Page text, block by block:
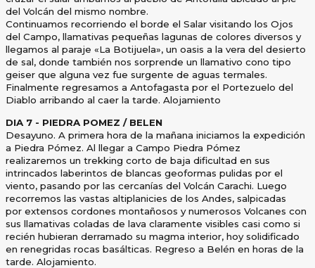
del Volcán del mismo nombre.
Continuamos recorriendo el borde el Salar visitando los Ojos
del Campo, llamativas pequeñas lagunas de colores diversos y
llegamos al paraje «La Botijuela», un oasis a la vera del desierto
de sal, donde también nos sorprende un llamativo cono tipo
geiser que alguna vez fue surgente de aguas termales.
Finalmente regresamos a Antofagasta por el Portezuelo del
Diablo arribando al caer la tarde. Alojamiento
DIA 7 - PIEDRA POMEZ / BELEN
Desayuno. A primera hora de la mañana iniciamos la expedición
a Piedra Pómez. Al llegar a Campo Piedra Pómez
realizaremos un trekking corto de baja dificultad en sus
intrincados laberintos de blancas geoformas pulidas por el
viento, pasando por las cercanías del Volcán Carachi. Luego
recorremos las vastas altiplanicies de los Andes, salpicadas
por extensos cordones montañosos y numerosos Volcanes con
sus llamativas coladas de lava claramente visibles casi como si
recién hubieran derramado su magma interior, hoy solidificado
en renegridas rocas basálticas. Regreso a Belén en horas de la
tarde. Alojamiento.